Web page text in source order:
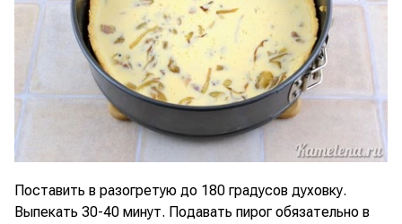
Поставить в разогретую до 180 градусов духовку.
Выпекать 30-40 минут. Подавать пирог обязательно в